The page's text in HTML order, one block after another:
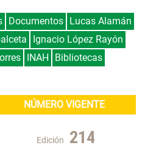
Documentos Lucas Alamán
Ignacio López Rayón
INAH Bibliotecas
NÚMERO VIGENTE
Edición 214